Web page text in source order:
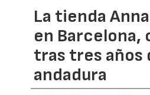
La tienda
en Barcelona,
tras tres años
andadura